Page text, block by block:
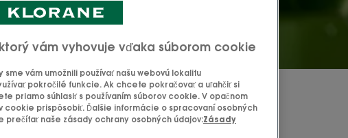
11. 2025, schválenénáš tím odborníkov Klorane
žihľavu?
vám vyhovuje vďaka súborom cookie
vám umožnili používať našu webovú lokalitu
pokročilé funkcie. Ak chcete pokračovať a uľahčiť si
priamo súhlasiť s používaním súborov cookie. V opačnom
cookie prispôsobiť. Ďalšie informácie o spracovaní osobných
prečítať naše zásady ochrany osobných údajov:Zásady